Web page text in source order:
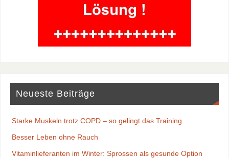
Neueste Beiträge
Starke Muskeln trotz COPD – so gelingt das Training
Besser Leben ohne Rauch
Vitaminlieferanten im Winter: Sprossen als gesunde Option